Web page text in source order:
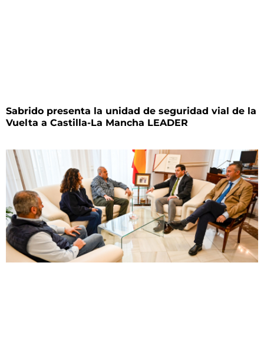
Sabrido presenta la unidad de seguridad vial de la
Vuelta a Castilla-La Mancha LEADER